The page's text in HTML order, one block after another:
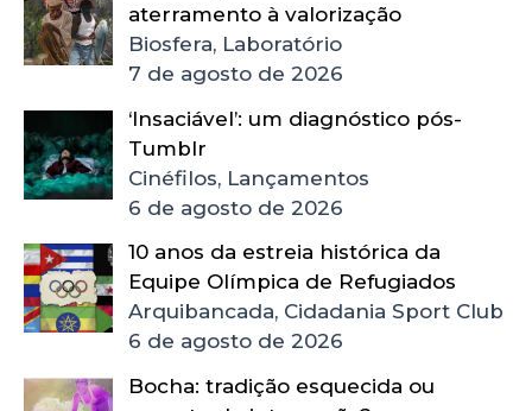
aterramento à valorização
Biosfera, Laboratório
7 de agosto de 2026
‘Insaciável’: um diagnóstico pós-
Tumblr
Cinéfilos, Lançamentos
6 de agosto de 2026
10 anos da estreia histórica da
Equipe Olímpica de Refugiados
Arquibancada, Cidadania Sport Club
6 de agosto de 2026
Bocha: tradição esquecida ou